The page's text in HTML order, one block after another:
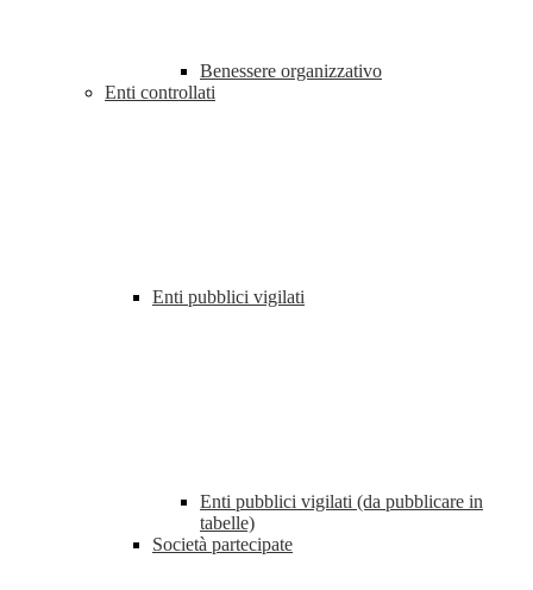
Benessere organizzativo
Enti controllati
Enti pubblici vigilati
Enti pubblici vigilati (da pubblicare in
tabelle)
Società partecipate